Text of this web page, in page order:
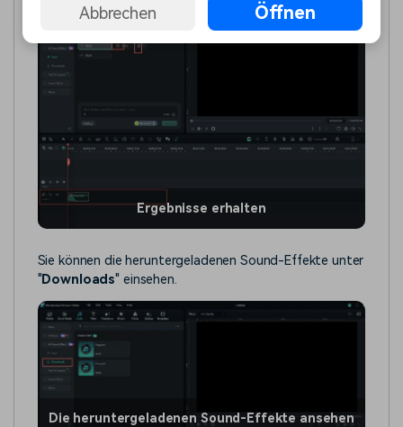
Ergebnisse erhalten
Sie können die heruntergeladenen Sound-Effekte unter
"Downloads" einsehen.
Die heruntergeladenen Sound-Effekte ansehen
Abbrechen Öffnen